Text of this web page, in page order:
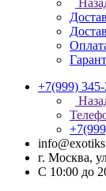
+7(999) 345-
г. Москва,
С 10:00 до